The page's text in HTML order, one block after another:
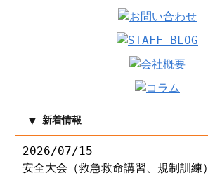
新着情報
2026/07/15
安全大会（救急救命講習、規制訓練）